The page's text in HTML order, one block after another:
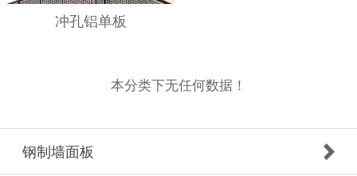
冲孔铝单板
本分类下无任何数据！
钢制墙面板